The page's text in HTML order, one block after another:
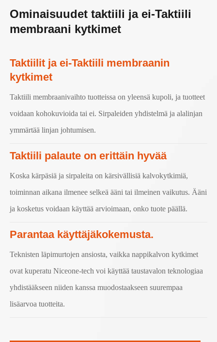
Ominaisuudet taktiili ja ei-Taktiili
membraani kytkimet
Taktiilit ja ei-Taktiili membraanin
kytkimet
Taktiili membraanivaihto tuotteissa on yleensä kupoli, ja tuotteet
voidaan kohokuvioida tai ei. Sirpaleiden yhdistelmä ja alalinjan
ymmärtää linjan johtumisen.
Taktiili palaute on erittäin hyvää
Koska kärpäsiä ja sirpaleita on kärsivällisiä kalvokytkimiä,
toiminnan aikana ilmenee selkeä ääni tai ilmeinen vaikutus. Ääni
ja kosketus voidaan käyttää arvioimaan, onko tuote päällä.
Parantaa käyttäjäkokemusta.
Teknisten läpimurtojen ansiosta, vaikka nappikalvon kytkimet
ovat kuperatu Niceone-tech voi käyttää taustavalon teknologiaa
yhdistääkseen niiden kanssa muodostaakseen suurempaa
lisäarvoa tuotteita.